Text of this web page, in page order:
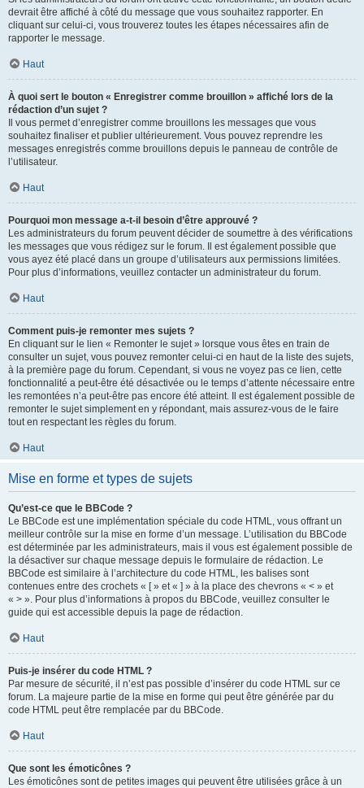
devrait être affiché à côté du message que vous souhaitez rapporter. En
cliquant sur celui-ci, vous trouverez toutes les étapes nécessaires afin de
rapporter le message.
Haut
À quoi sert le bouton « Enregistrer comme brouillon » affiché lors de la
rédaction d’un sujet ?
Il vous permet d’enregistrer comme brouillons les messages que vous
souhaitez finaliser et publier ultérieurement. Vous pouvez reprendre les
messages enregistrés comme brouillons depuis le panneau de contrôle de
l’utilisateur.
Haut
Pourquoi mon message a-t-il besoin d’être approuvé ?
Les administrateurs du forum peuvent décider de soumettre à des vérifications
les messages que vous rédigez sur le forum. Il est également possible que
vous ayez été placé dans un groupe d’utilisateurs aux permissions limitées.
Pour plus d’informations, veuillez contacter un administrateur du forum.
Haut
Comment puis-je remonter mes sujets ?
En cliquant sur le lien « Remonter le sujet » lorsque vous êtes en train de
consulter un sujet, vous pouvez remonter celui-ci en haut de la liste des sujets,
à la première page du forum. Cependant, si vous ne voyez pas ce lien, cette
fonctionnalité a peut-être été désactivée ou le temps d’attente nécessaire entre
les remontées n’a peut-être pas encore été atteint. Il est également possible de
remonter le sujet simplement en y répondant, mais assurez-vous de le faire
tout en respectant les règles du forum.
Haut
Mise en forme et types de sujets
Qu’est-ce que le BBCode ?
Le BBCode est une implémentation spéciale du code HTML, vous offrant un
meilleur contrôle sur la mise en forme d’un message. L’utilisation du BBCode
est déterminée par les administrateurs, mais il vous est également possible de
la désactiver sur chaque message depuis le formulaire de rédaction. Le
BBCode est similaire à l’architecture du code HTML, les balises sont
contenues entre des crochets « [ » et « ] » à la place des chevrons « < » et
« > ». Pour plus d’informations à propos du BBCode, veuillez consulter le
guide qui est accessible depuis la page de rédaction.
Haut
Puis-je insérer du code HTML ?
Par mesure de sécurité, il n’est pas possible d’insérer du code HTML sur ce
forum. La majeure partie de la mise en forme qui peut être générée par du
code HTML peut être remplacée par du BBCode.
Haut
Que sont les émoticônes ?
Les émoticônes sont de petites images qui peuvent être utilisées grâce à un